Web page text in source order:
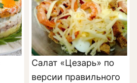
Салат «Цезарь» по
версии правильного